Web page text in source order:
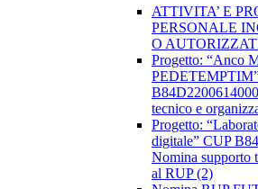
ATTIVITA’ E
PERSONALE
O
Progetto: “Anco
tecnico e
Progetto:
digitale” CUP
Nomina supporto
al RUP (2)